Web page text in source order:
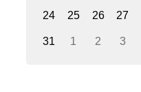
24 25 26 27
31 1 2 3